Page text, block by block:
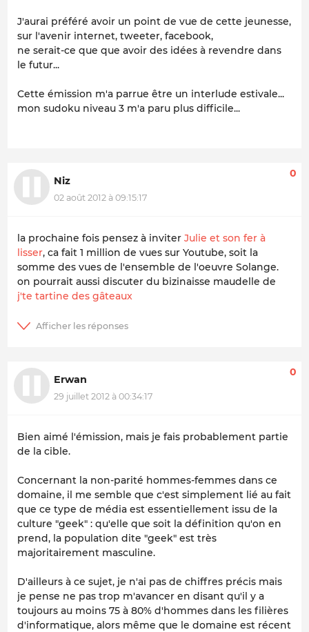
J'aurai préféré avoir un point de vue de cette jeunesse,
sur l'avenir internet, tweeter, facebook,
ne serait-ce que que avoir des idées à revendre dans
le futur...
Cette émission m'a parrue être un interlude estivale...
mon sudoku niveau 3 m'a paru plus difficile...
Niz
02 août 2012 à 09:15:17
0
la prochaine fois pensez à inviter Julie et son fer à
lisser, ca fait 1 million de vues sur Youtube, soit la
somme des vues de l'ensemble de l'oeuvre Solange.
on pourrait aussi discuter du bizinaisse maudelle de
j'te tartine des gâteaux
Erwan
29 juillet 2012 à 00:34:17
0
Bien aimé l'émission, mais je fais probablement partie
de la cible.
Concernant la non-parité hommes-femmes dans ce
domaine, il me semble que c'est simplement lié au fait
que ce type de média est essentiellement issu de la
culture "geek" : qu'elle que soit la définition qu'on en
prend, la population dite "geek" est très
majoritairement masculine.
D'ailleurs à ce sujet, je n'ai pas de chiffres précis mais
je pense ne pas trop m'avancer en disant qu'il y a
toujours au moins 75 à 80% d'hommes dans les filières
d'informatique, alors même que le domaine est récent